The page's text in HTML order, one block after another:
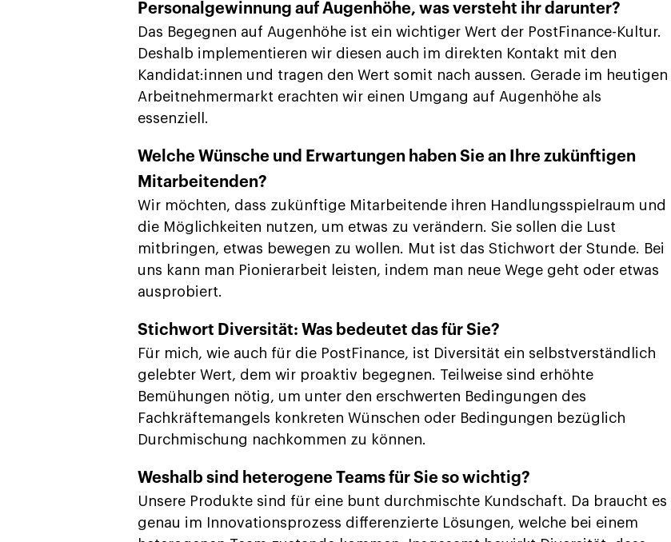
Personalgewinnung auf Augenhöhe, was versteht ihr darunter?
Das Begegnen auf Augenhöhe ist ein wichtiger Wert der PostFinance-Kultur.
Deshalb implementieren wir diesen auch im direkten Kontakt mit den
Kandidat:innen und tragen den Wert somit nach aussen. Gerade im heutigen
Arbeitnehmermarkt erachten wir einen Umgang auf Augenhöhe als
essenziell.
Welche Wünsche und Erwartungen haben Sie an Ihre zukünftigen
Mitarbeitenden?
Wir möchten, dass zukünftige Mitarbeitende ihren Handlungsspielraum und
die Möglichkeiten nutzen, um etwas zu verändern. Sie sollen die Lust
mitbringen, etwas bewegen zu wollen. Mut ist das Stichwort der Stunde. Bei
uns kann man Pionierarbeit leisten, indem man neue Wege geht oder etwas
ausprobiert.
Stichwort Diversität: Was bedeutet das für Sie?
Für mich, wie auch für die PostFinance, ist Diversität ein selbstverständlich
gelebter Wert, dem wir proaktiv begegnen. Teilweise sind erhöhte
Bemühungen nötig, um unter den erschwerten Bedingungen des
Fachkräftemangels konkreten Wünschen oder Bedingungen bezüglich
Durchmischung nachkommen zu können.
Weshalb sind heterogene Teams für Sie so wichtig?
Unsere Produkte sind für eine bunt durchmischte Kundschaft. Da braucht es
genau im Innovationsprozess differenzierte Lösungen, welche bei einem